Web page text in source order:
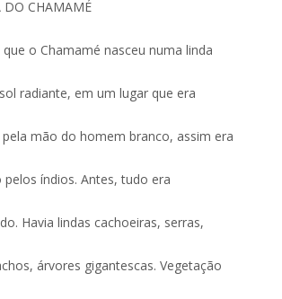
DO CHAMAMÉ
que o Chamamé nasceu numa linda
radiante, em um lugar que era
mão do homem branco, assim era
pelos índios. Antes, tudo era
Havia lindas cachoeiras, serras,
árvores gigantescas. Vegetação